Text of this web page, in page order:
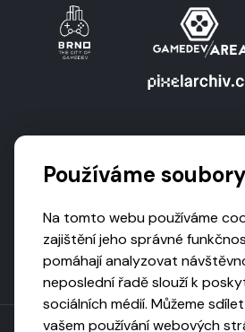
Používáme
Na tomto webu používáme
zajištění jeho správné
pomáhají analyzovat
neposlední řadě slouží k
sociálních médií. Můžeme
vašem používání webových